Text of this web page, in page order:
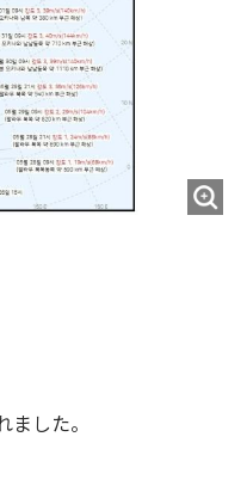
した。